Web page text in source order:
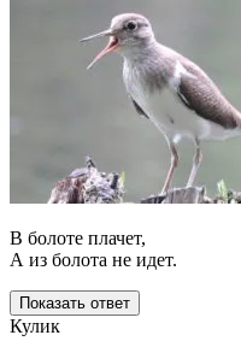
В болоте плачет,
А из болота не идет.
Показать ответ
Кулик